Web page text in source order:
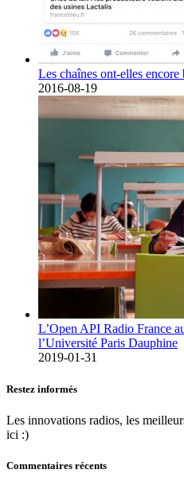
Les chaînes ont-elles encore
2016-08-19
L’Open API Radio France
l’Université Paris Dauphine
2019-01-31
Restez informés
Les innovations radios, les
ici :)
Commentaires récents